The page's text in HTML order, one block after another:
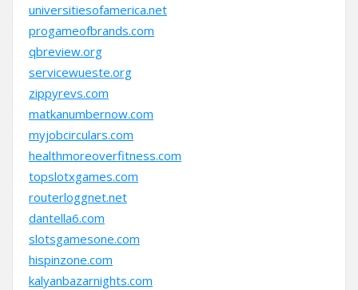
universitiesofamerica.net
progameofbrands.com
qbreview.org
servicewueste.org
zippyrevs.com
matkanumbernow.com
myjobcirculars.com
healthmoreoverfitness.com
topslotxgames.com
routerloggnet.net
dantella6.com
slotsgamesone.com
hispinzone.com
kalyanbazarnights.com